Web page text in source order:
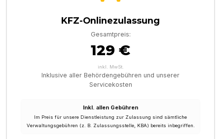
KFZ-Onlinezulassung
Gesamtpreis:
129 €
inkl. MwSt.
Inklusive aller Behördengebühren und unserer
Servicekosten
Inkl. allen Gebühren
Im Preis für unsere Dienstleistung zur Zulassung sind sämtliche
Verwaltungsgebühren (z. B. Zulassungsstelle, KBA) bereits inbegriffen.